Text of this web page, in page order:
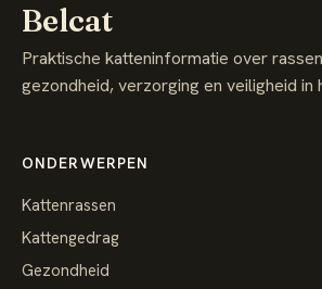
Belcat
Praktische katteninformatie over
gezondheid, verzorging en veiligheid in
ONDERWERPEN
Kattenrassen
Kattengedrag
Gezondheid